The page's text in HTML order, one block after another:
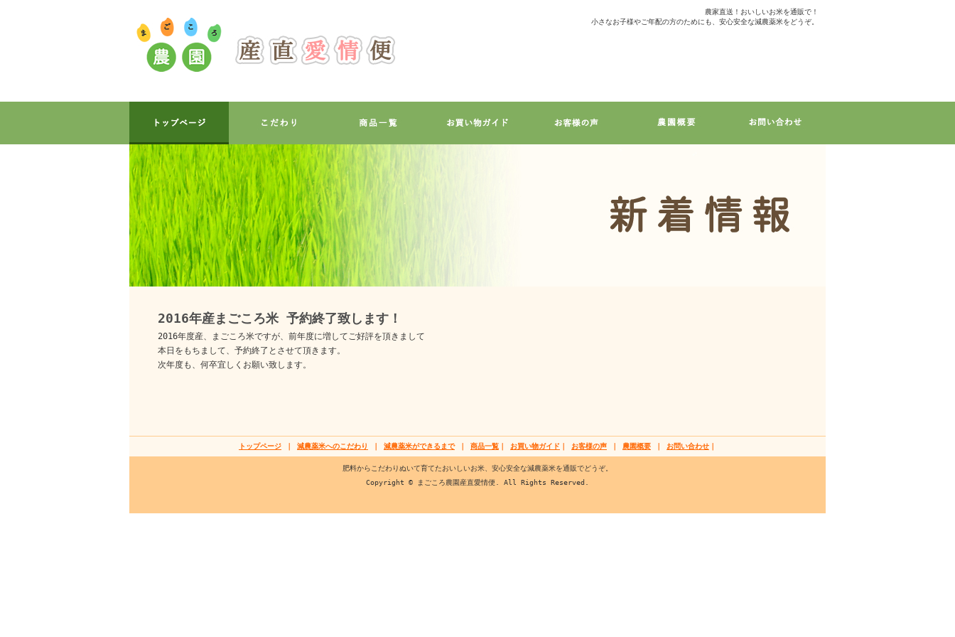
農家直送！おいしいお米を通販で！
小さなお子様やご年配の方のためにも、安心安全な減農薬米をどうぞ。
2016年産まごころ米 予約終了致します！
2016年度産、まごころ米ですが、前年度に増してご好評を頂きまして
本日をもちまして、予約終了とさせて頂きます。
次年度も、何卒宜しくお願い致します。
トップページ 減農薬米へのこだわり 減農薬米ができるまで｜ 商品一覧 お買い物ガイド お客様の声 農園概要 お問い合わせ
肥料からこだわりぬいて育てたおいしいお米、安心安全な減農薬米を通販でどうぞ。
Copyright © まごころ農園産直愛情便. All Rights Reserved.